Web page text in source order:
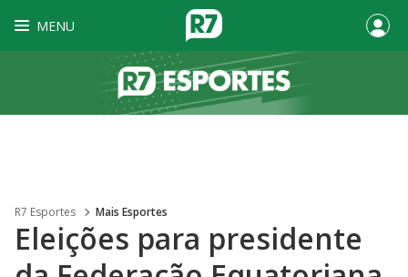
MENU
R7 Esportes Mais Esportes
Eleições para presidente